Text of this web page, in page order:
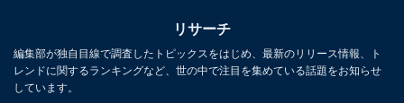
リサーチ
編集部が独自目線で調査したトピックスをはじめ、最新のリリース情報、ト
レンドに関するランキングなど、世の中で注目を集めている話題をお知らせ
しています。